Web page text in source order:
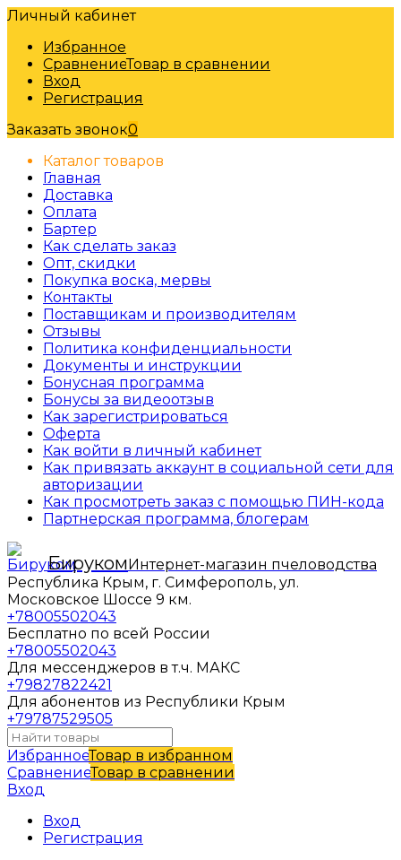
Личный кабинет
Избранное
СравнениеТовар в сравнении
Вход
Регистрация
Заказать звонок0
Каталог товаров
Главная
Доставка
Оплата
Бартер
Как сделать заказ
Опт, скидки
Покупка воска, мервы
Контакты
Поставщикам и производителям
Отзывы
Политика конфиденциальности
Документы и инструкции
Бонусная программа
Бонусы за видеоотзыв
Как зарегистрироваться
Оферта
Как войти в личный кабинет
Как привязать аккаунт в социальной сети для
авторизации
Как просмотреть заказ с помощью ПИН-кода
Партнерская программа, блогерам
БирукомИнтернет-магазин пчеловодства
Республика Крым, г. Симферополь, ул.
Московское Шоссе 9 км.
+78005502043
Бесплатно по всей России
+78005502043
Для мессенджеров в т.ч. МАКС
+79827822421
Для абонентов из Республики Крым
+79787529505
ИзбранноеТовар в избранном
СравнениеТовар в сравнении
Вход
Вход
Регистрация